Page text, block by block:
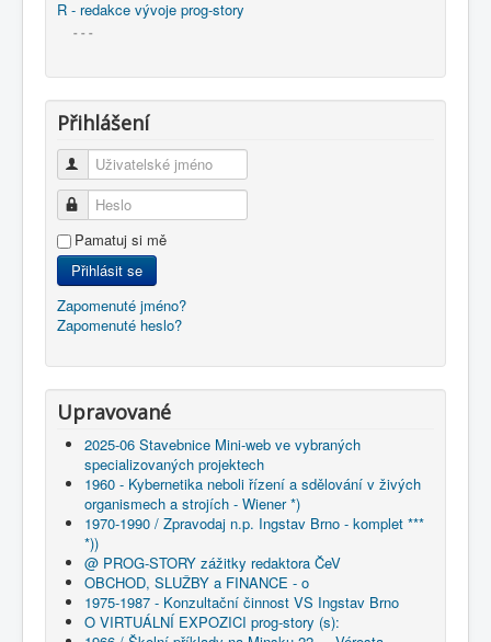
R - redakce vývoje prog-story
- - -
Přihlášení
Uživatelské jméno
Heslo
Pamatuj si mě
Přihlásit se
Zapomenuté jméno?
Zapomenuté heslo?
Upravované
2025-06 Stavebnice Mini-web ve vybraných
specializovaných projektech
1960 - Kybernetika neboli řízení a sdělování v živých
organismech a strojích - Wiener *)
1970-1990 / Zpravodaj n.p. Ingstav Brno - komplet ***
*))
@ PROG-STORY zážitky redaktora ČeV
OBCHOD, SLUŽBY a FINANCE - o
1975-1987 - Konzultační činnost VS Ingstav Brno
O VIRTUÁLNÍ EXPOZICI prog-story (s):